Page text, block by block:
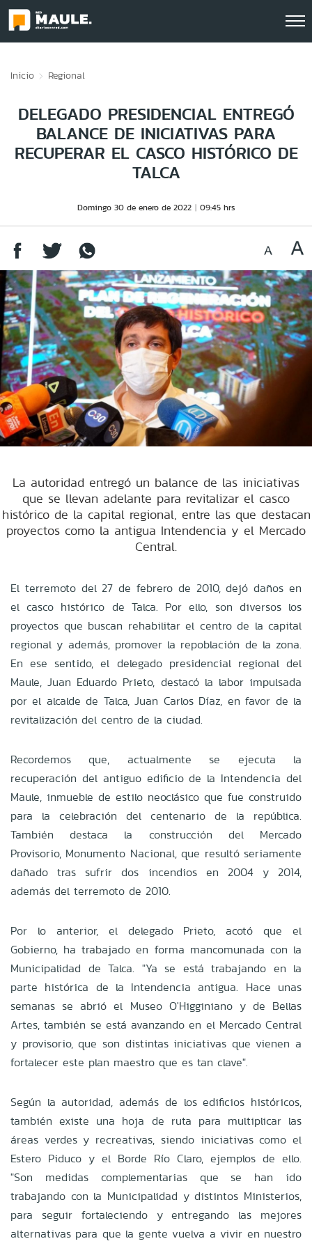
Inicio Regional
DELEGADO PRESIDENCIAL ENTREGÓ
BALANCE DE INICIATIVAS PARA
RECUPERAR EL CASCO HISTÓRICO DE
TALCA
Domingo 30 de enero de 2022 09:45 hrs
La autoridad entregó un balance de las iniciativas
que se llevan adelante para revitalizar el casco
histórico de la capital regional, entre las que destacan
proyectos como la antigua Intendencia y el Mercado
Central.
El terremoto del 27 de febrero de 2010, dejó daños en
el casco histórico de Talca. Por ello, son diversos los
proyectos que buscan rehabilitar el centro de la capital
regional y además, promover la repoblación de la zona.
En ese sentido, el delegado presidencial regional del
Maule, Juan Eduardo Prieto, destacó la labor impulsada
por el alcalde de Talca, Juan Carlos Díaz, en favor de la
revitalización del centro de la ciudad.
Recordemos que, actualmente se ejecuta la
recuperación del antiguo edificio de la Intendencia del
Maule, inmueble de estilo neoclásico que fue construido
para la celebración del centenario de la república.
También destaca la construcción del Mercado
Provisorio, Monumento Nacional, que resultó seriamente
dañado tras sufrir dos incendios en 2004 y 2014,
además del terremoto de 2010.
Por lo anterior, el delegado Prieto, acotó que el
Gobierno, ha trabajado en forma mancomunada con la
Municipalidad de Talca. "Ya se está trabajando en la
parte histórica de la Intendencia antigua. Hace unas
semanas se abrió el Museo O'Higginiano y de Bellas
Artes, también se está avanzando en el Mercado Central
y provisorio, que son distintas iniciativas que vienen a
fortalecer este plan maestro que es tan clave".
Según la autoridad, además de los edificios históricos,
también existe una hoja de ruta para multiplicar las
áreas verdes y recreativas, siendo iniciativas como el
Estero Piduco y el Borde Río Claro, ejemplos de ello.
"Son medidas complementarias que se han ido
trabajando con la Municipalidad y distintos Ministerios,
para seguir fortaleciendo y entregando las mejores
alternativas para que la gente vuelva a vivir en nuestro